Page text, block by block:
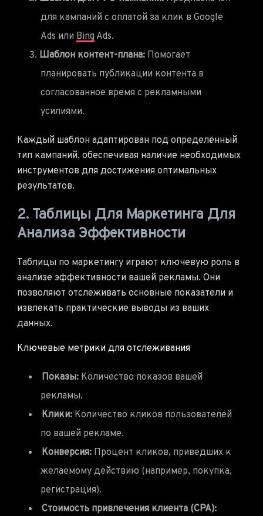
для кампаний с оплатой за клик в Google
Ads или Bing Ads.
Шаблон контент-плана: Помогает
планировать публикации контента в
согласованное время с рекламными
усилиями.
Каждый шаблон адаптирован под определённый
тип кампаний, обеспечивая наличие необходимых
инструментов для достижения оптимальных
результатов.
2. Таблицы Для Маркетинга Для
Анализа Эффективности
Таблицы по маркетингу играют ключевую роль в
анализе эффективности вашей рекламы. Они
позволяют отслеживать основные показатели и
извлекать практические выводы из ваших
данных.
Ключевые метрики для отслеживания
Показы: Количество показов вашей
рекламы.
Клики: Количество кликов пользователей
по вашей рекламе.
Конверсия: Процент кликов, приведших к
желаемому действию (например, покупка,
регистрация).
Стоимость привлечения клиента (CPA):